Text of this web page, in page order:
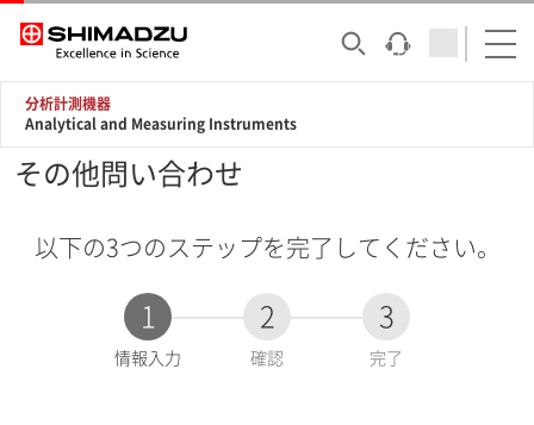
分析計測機器
Analytical and Measuring Instruments
その他問い合わせ
以下の3つのステップを完了してください。
1
現
情報入力
2
確認
3
完了